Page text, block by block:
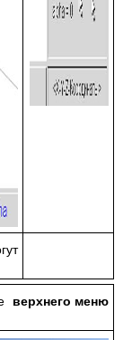
верхнего меню